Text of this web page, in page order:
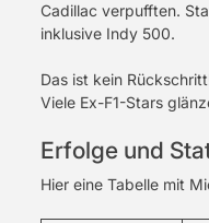
Cadillac verpufften.
inklusive Indy 500.
Das ist kein
Viele Ex-F1-Stars
Erfolge und
Hier eine Tabelle mit